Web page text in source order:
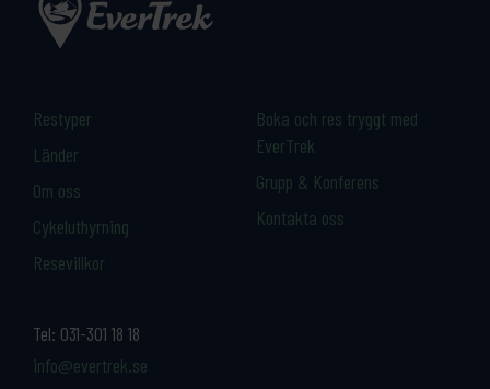
Tel: 031-301 18 18
info@evertrek.se
Restyper
Länder
Om oss
Cykeluthyrning
Resevillkor
Boka och res tryggt med
EverTrek
Grupp & Konferens
Kontakta oss